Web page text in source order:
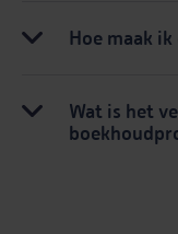
Hoe maak
Wat is het